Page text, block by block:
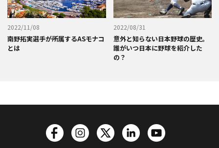
2022/11/08
南野拓実選手が所属するASモナコ
とは
2022/08/31
意外と知らない日本野球の歴史。
誰がいつ日本に野球を紹介した
の？